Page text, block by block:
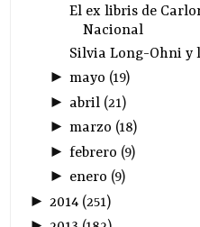
El ex libris de
Nacional
Silvia Long-Ohni y
► mayo (19)
► abril(21)
► marzo (18)
► febrero (9)
► enero (9)
► 2014 (251)